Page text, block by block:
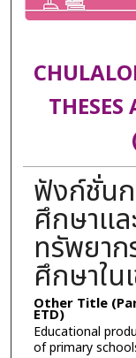
ฟังก์ชั่น
ศึกษาแล
ทรัพยาก
ศึกษาใน
Other Title
ETD)
Educational
of primary